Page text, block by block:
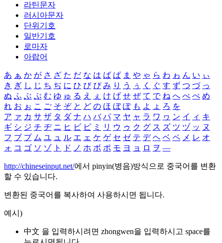
라틴문자
러시아문자
단위기호
일반기호
로마자
아랍어
あ ぁ か が さ ざ た だ な は ば ぱ ま や ゃ ら わ ゎ ん い ぃ
き ぎ し じ ち ぢ に ひ び ぴ み り う ぅ く ぐ す ず つ づ っ
ぬ ふ ぶ ぷ む ゆ ゅ る え ぇ け げ せ ぜ て で ね へ べ ぺ め
れ お ぉ こ ご そ ぞ と ど の ほ ぼ ぽ も よ ょ ろ を
ア ァ カ サ ザ タ ダ ナ ハ バ パ マ ヤ ャ ラ ワ ヮ ン イ ィ キ
ギ シ ジ チ ヂ ニ ヒ ビ ピ ミ リ ウ ゥ ク グ ス ズ ツ ヅ ッ ヌ
フ ブ プ ム ユ ュ ル エ ェ ケ ゲ セ ゼ テ デ ヘ ベ ペ メ レ オ
ォ コ ゴ ソ ゾ ト ド ノ ホ ボ ポ モ ヨ ョ ロ ヲ ―
http://chineseinput.net/에서 pinyin(병음)방식으로 중국어를 변환
할 수 있습니다.
변환된 중국어를 복사하여 사용하시면 됩니다.
예시)
中文 을 입력하시려면 zhongwen을 입력하시고 space를